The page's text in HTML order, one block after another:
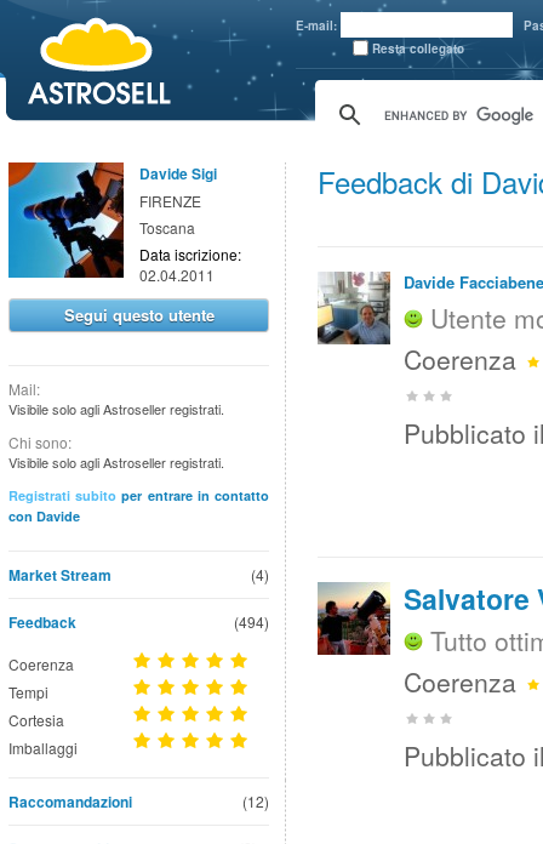
E-mail:
Resta collegato
Davide Sigi
FIRENZE
Toscana
Data iscrizione:
02.04.2011
Segui questo utente
Mail:
Visibile solo agli Astroseller registrati.
Chi sono:
Visibile solo agli Astroseller registrati.
Registrati subito per entrare in contatto
con Davide
(4)
Market Stream
Feedback (494)
Coerenza
Tempi
Cortesia
Imballaggi
(12)
Raccomandazioni
Feedback di
Davide
Utente
Coerenza
Pubblicato
Salvatore
Tutto
Coerenza
Pubblicato